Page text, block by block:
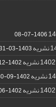
1406-07-08
1403-03-31
1402-12-25
1402-09-30
1402-06-30